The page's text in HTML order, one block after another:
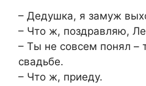
– Дедушка, я замуж
– Что ж, поздравляю,
– Ты не совсем понял –
свадьбе.
– Что ж, приеду.